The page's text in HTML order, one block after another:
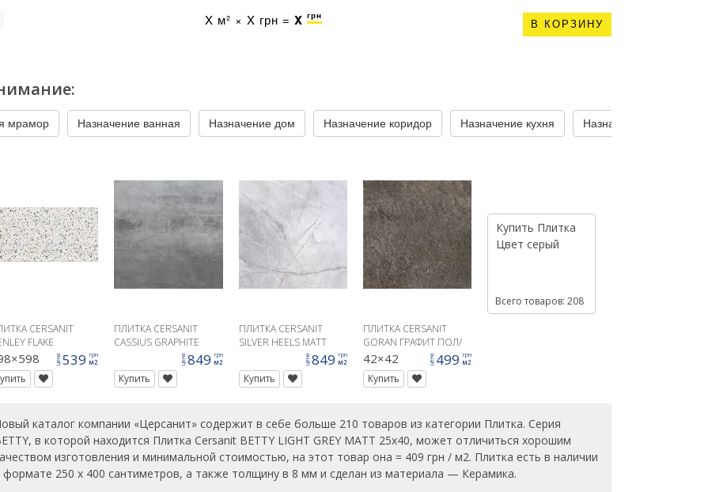
X м² × X грн = X грн
В КОРЗИНУ
мрамор Назначение ванная Назначение дом Назначение коридор Назначение кухня Назначение стены
CERSANIT
FLAKE
цена 539 грн
м2
ПЛИТКА CERSANIT
CASSIUS GRAPHITE
MATT RECT 59,8X59,8
G1
цена 849 грн
м2
Купить
ПЛИТКА CERSANIT
SILVER HEELS MATT
цена 849 грн
м2
Купить
ПЛИТКА CERSANIT
GORAN ГРАФИТ ПОЛ/
СТЕНА
42×42 цена 499 грн
м2
Купить
Купить Плитка
Цвет серый
Всего товаров: 208
каталог компании «Церсанит» содержит в себе больше 210 товаров из категории Плитка. Серия
в которой находится Плитка Cersanit BETTY LIGHT GREY MATT 25x40, может отличиться хорошим
изготовления и минимальной стоимостью, на этот товар она = 409 грн / м2. Плитка есть в наличии
формате 250 x 400 сантиметров, а также толщину в 8 мм и сделан из материала — Керамика.